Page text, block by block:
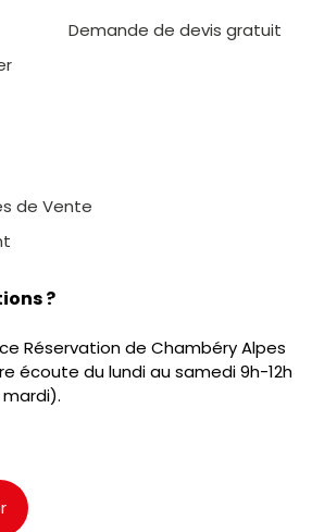
Demande de devis gratuit
de Vente
?
Réservation de Chambéry Alpes
écoute du lundi au samedi 9h-12h